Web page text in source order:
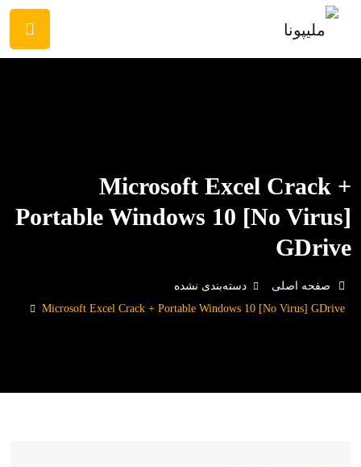
Microsoft Excel Crack +
Portable Windows 10 [no Virus]
GDrive
صفحه اصلی
دسته‌بندی نشده
Microsoft Excel Crack + Portable Windows 10 [no Virus] GDrive